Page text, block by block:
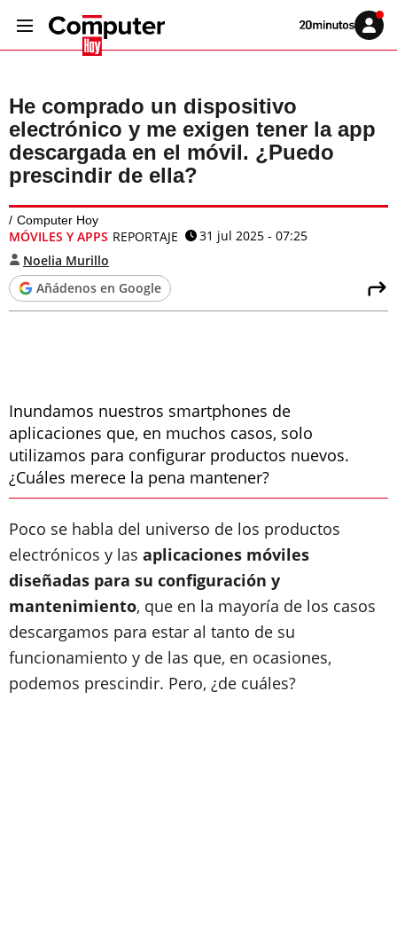
Volver
Iniciar
sesión
He comprado un dispositivo
electrónico y me exigen tener la app
descargada en el móvil. ¿Puedo
prescindir de ella?
Computer Hoy
MÓVILES Y APPS REPORTAJE
31 jul 2025 - 07:25
Noelia Murillo
Añádenos en Google
Inundamos nuestros smartphones de
aplicaciones que, en muchos casos, solo
utilizamos para configurar productos nuevos.
¿Cuáles merece la pena mantener?
Poco se habla del universo de los productos
electrónicos y las aplicaciones móviles
diseñadas para su configuración y
mantenimiento, que en la mayoría de los casos
descargamos para estar al tanto de su
funcionamiento y de las que, en ocasiones,
podemos prescindir. Pero, ¿de cuáles?